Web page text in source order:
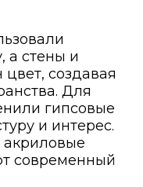
а стены и
создавая
Для
гипсовые
и интерес.
современный